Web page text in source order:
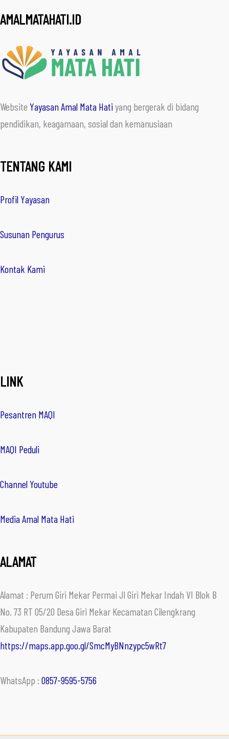
AMALMATAHATI.ID
Website Yayasan Amal Mata Hatiyang bergerak di bidang
pendidikan, keagamaan, sosial dan kemanusiaan
TENTANG KAMI
Profil Yayasan
Susunan Pengurus
Kontak Kami
LINK
Pesantren MAQI
MAQI Peduli
Channel Youtube
Media Amal Mata Hati
ALAMAT
Alamat : Perum Giri Mekar Permai Jl Giri Mekar Indah VI Blok B
No. 73 RT 05/20 Desa Giri Mekar Kecamatan Cilengkrang
Kabupaten Bandung Jawa Barat
https://maps.app.goo.gl/SmcMyBNnzypc5wRt7
WhatsApp : 0857-9595-5756